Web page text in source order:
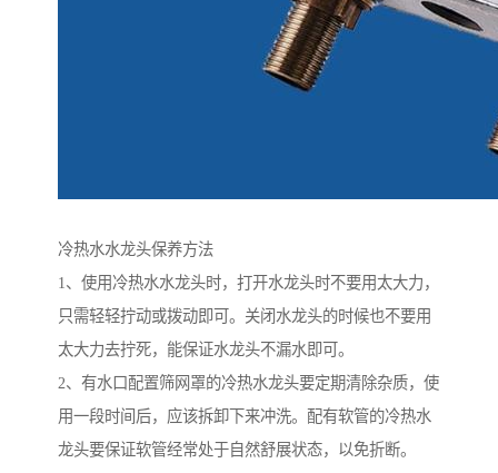
冷热水水龙头保养方法
1、使用冷热水水龙头时，打开水龙头时不要用太大力，
只需轻轻拧动或拨动即可。关闭水龙头的时候也不要用
太大力去拧死，能保证水龙头不漏水即可。
2、有水口配置筛网罩的冷热水龙头要定期清除杂质，使
用一段时间后，应该拆卸下来冲洗。配有软管的冷热水
龙头要保证软管经常处于自然舒展状态，以免折断。